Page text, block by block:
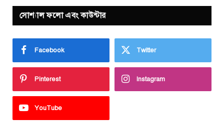
সোশ্যাল ফলো এবং কাউন্টার
Facebook Twitter
Pinterest Instagram
YouTube